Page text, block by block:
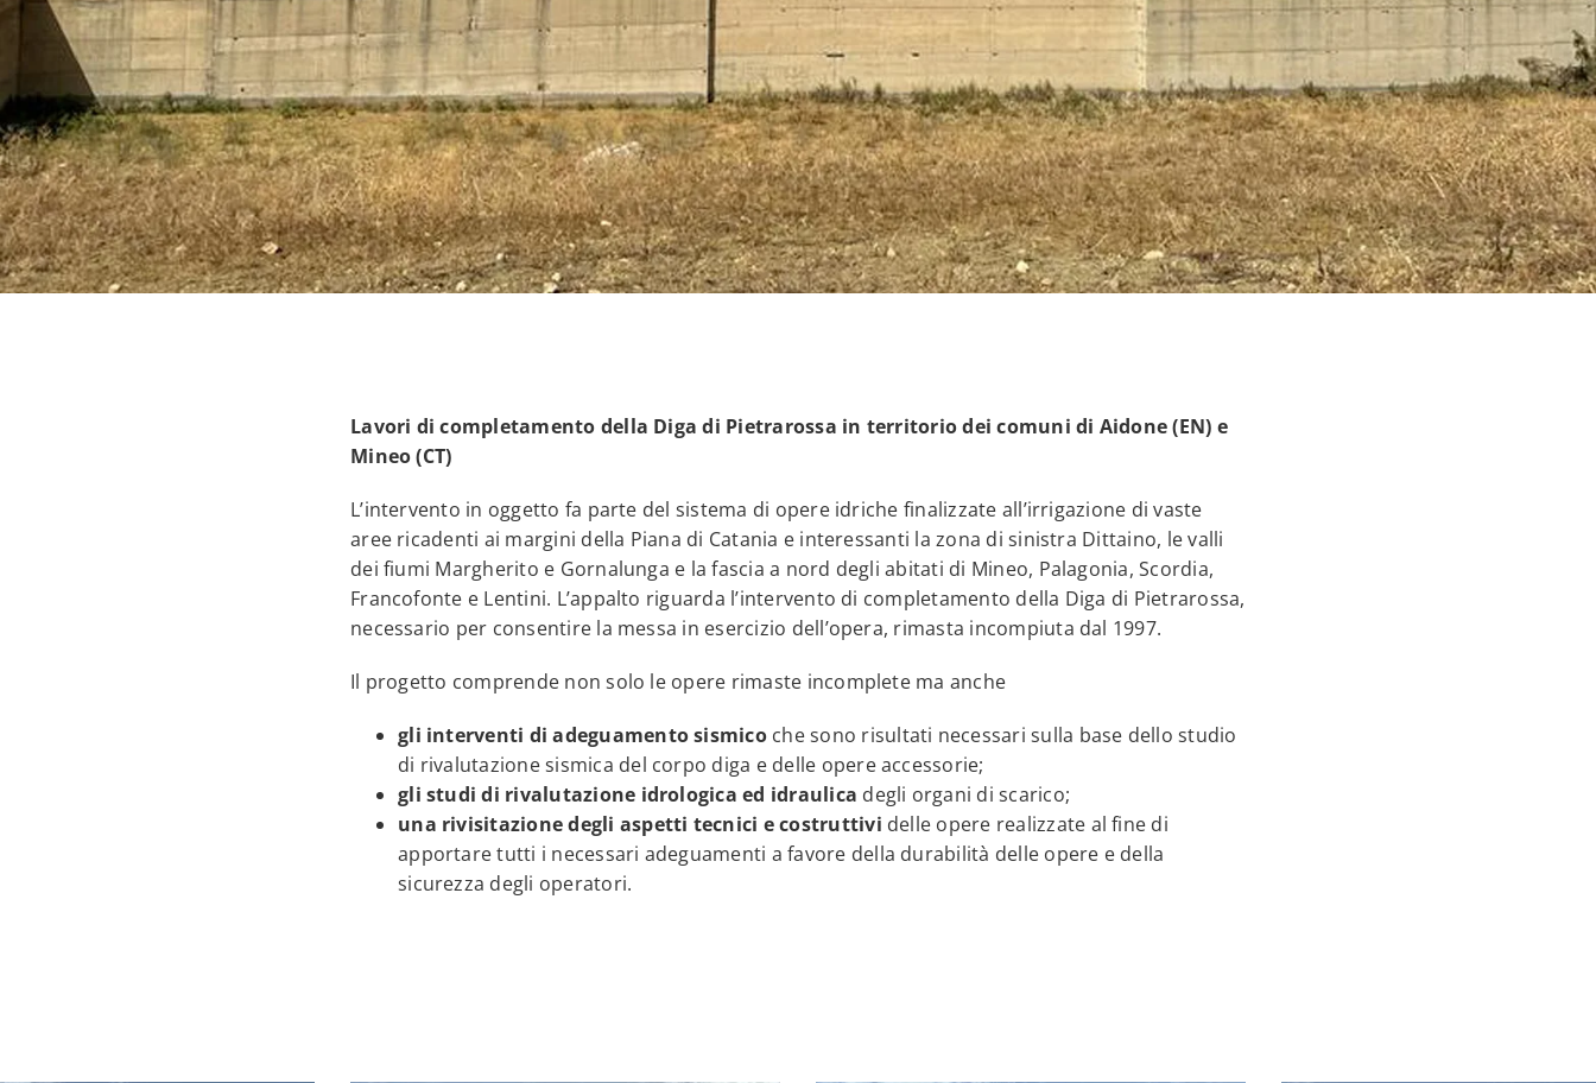
Lavori di completamento della Diga di Pietrarossa in territorio dei comuni di Aidone (EN) e
Mineo (CT)
L’intervento in oggetto fa parte del sistema di opere idriche finalizzate all’irrigazione di vaste
aree ricadenti ai margini della Piana di Catania e interessanti la zona di sinistra Dittaino, le valli
dei fiumi Margherito e Gornalunga e la fascia a nord degli abitati di Mineo, Palagonia, Scordia,
Francofonte e Lentini. L’appalto riguarda l’intervento di completamento della Diga di Pietrarossa,
necessario per consentire la messa in esercizio dell’opera, rimasta incompiuta dal 1997.
Il progetto comprende non solo le opere rimaste incomplete ma anche
gli interventi di adeguamento sismicoche sono risultati necessari sulla base dello studio
di rivalutazione sismica del corpo diga e delle opere accessorie;
gli studi di rivalutazione idrologica ed idraulica degli organi di scarico;
una rivisitazione degli aspetti tecnici e costruttivi delle opere realizzate al fine di
apportare tutti i necessari adeguamenti a favore della durabilità delle opere e della
sicurezza degli operatori.